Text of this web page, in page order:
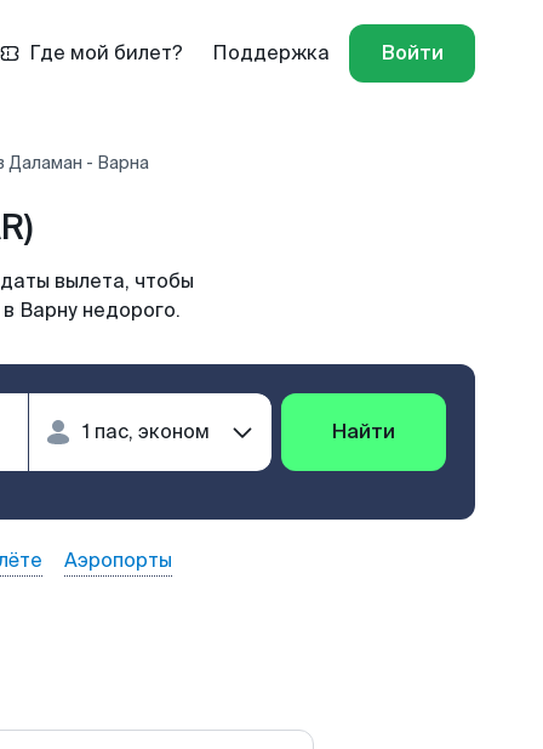
Где мой билет? Поддержка Войти
Даламан - Варна
вылета, чтобы
Варну недорого.
Найти
Аэропорты